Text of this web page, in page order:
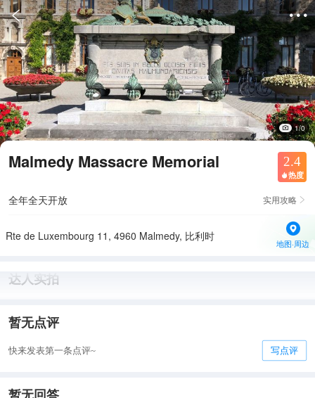
 
1/0
Malmedy Massacre Memorial 2.4
 热度
全年全天开放 实用攻略 
Rte de Luxembourg 11, 4960 Malmedy, 比利时
地图·周边
达人实拍
暂无点评
快来发表第一条点评~ 写点评
暂无回答